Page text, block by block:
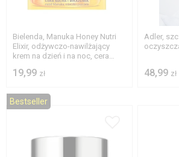
Bielenda, Manuka Honey Nutri
Elixir, odżywczo-nawilżający
krem na dzień i na noc, cera
19,99 zł
Adler,
48,99 zł
Bestseller